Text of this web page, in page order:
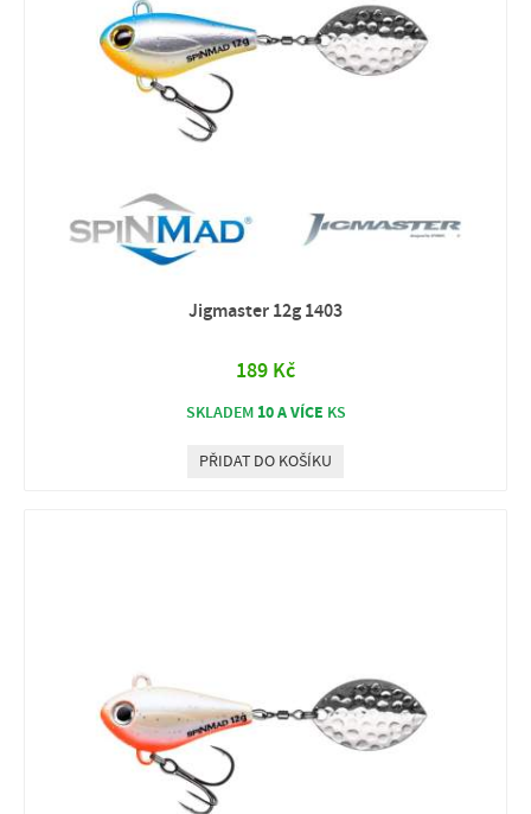
Jigmaster 12g 1403
189 Kč
SKLADEM 10 A VÍCE KS
PŘIDAT DO KOŠÍKU